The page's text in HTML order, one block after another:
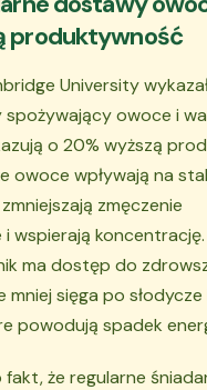
produktywność
University
owoce i
o 20% wyższą
owoce wpływają na
zmęczenie
i wspierają koncentrację.
ma dostęp do
sięga po
powodują spadek
że regularne